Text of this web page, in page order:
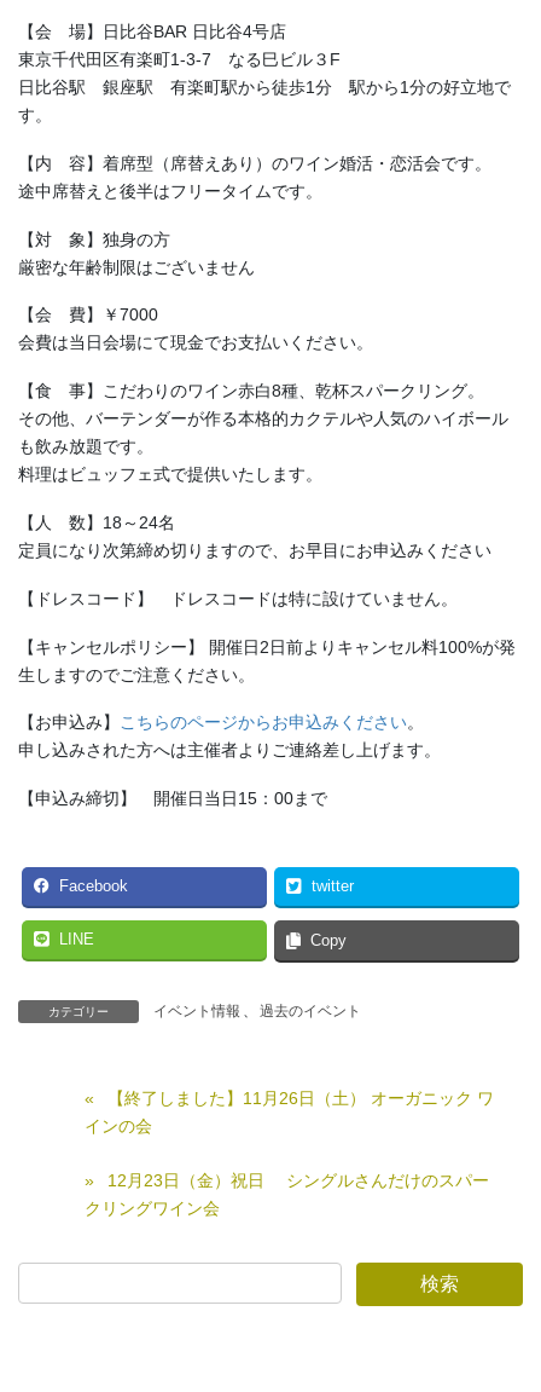
【会 場】日比谷BAR 日比谷4号店
東京千代田区有楽町1-3-7 なる巳ビル３F
日比谷駅 銀座駅 有楽町駅から徒歩1分 駅から1分の好立地で
す。
【内 容】着席型（席替えあり）のワイン婚活・恋活会です。
途中席替えと後半はフリータイムです。
【対 象】独身の方
厳密な年齢制限はございません
【会 費】￥7000
会費は当日会場にて現金でお支払いください。
【食 事】こだわりのワイン赤白8種、乾杯スパークリング。
その他、バーテンダーが作る本格的カクテルや人気のハイボール
も飲み放題です。
料理はビュッフェ式で提供いたします。
【人 数】18～24名
定員になり次第締め切りますので、お早目にお申込みください
【ドレスコード】 ドレスコードは特に設けていません。
【キャンセルポリシー】 開催日2日前よりキャンセル料100%が発
生しますのでご注意ください。
【お申込み】 こちらのページからお申込みください。
申し込みされた方へは主催者よりご連絡差し上げます。
【申込み締切】 開催日当日15：00まで
Facebook twitter
LINE Copy
カテゴリー イベント情報 、 過去のイベント
【終了しました】11月26日（土） オーガニック ワ
インの会
12月23日（金）祝日 シングルさんだけのスパー
クリングワイン会